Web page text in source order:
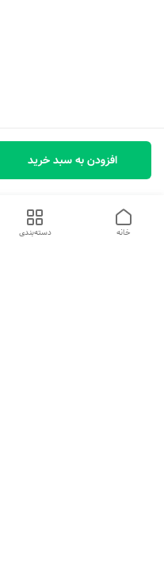
افزودن به سبد خرید
دسته‌بندی خانه